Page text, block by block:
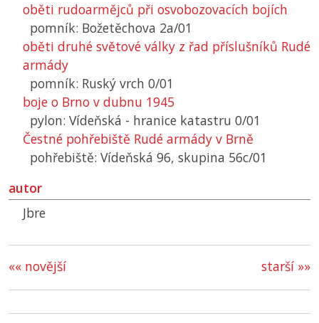
oběti rudoarmějců při osvobozovacích bojích
pomník: Božetěchova 2a/01
oběti druhé světové války z řad příslušníků Rudé
armády
pomník: Ruský vrch 0/01
boje o Brno v dubnu 1945
pylon: Vídeňská - hranice katastru 0/01
Čestné pohřebiště Rudé armády v Brně
pohřebiště: Vídeňská 96, skupina 56c/01
autor
Jbre
starší »»
«« novější